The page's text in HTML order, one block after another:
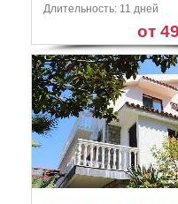
Длительность: 11 дней
от